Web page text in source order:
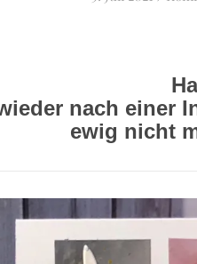
nach einer
ewig nicht